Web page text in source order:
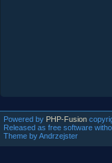
Powered by PHP-Fusion
Released as free software
Theme by Andrzejster